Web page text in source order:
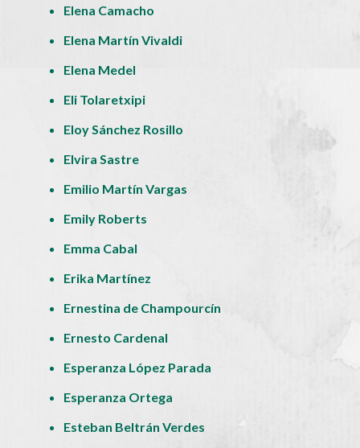
Elena Camacho
Elena Martín Vivaldi
Elena Medel
Eli Tolaretxipi
Eloy Sánchez Rosillo
Elvira Sastre
Emilio Martín Vargas
Emily Roberts
Emma Cabal
Erika Martínez
Ernestina de Champourcín
Ernesto Cardenal
Esperanza López Parada
Esperanza Ortega
Esteban Beltrán Verdes